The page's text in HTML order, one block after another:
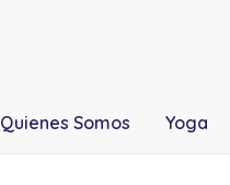
Quienes Somos Yoga